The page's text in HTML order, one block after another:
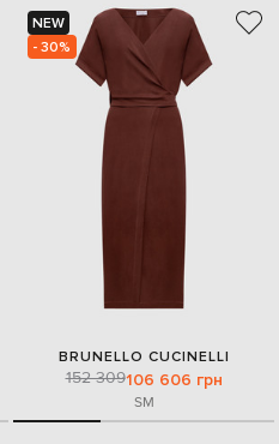
NEW
- 30%
BRUNELLO CUCINELLI
152 309106 606 грн
SM